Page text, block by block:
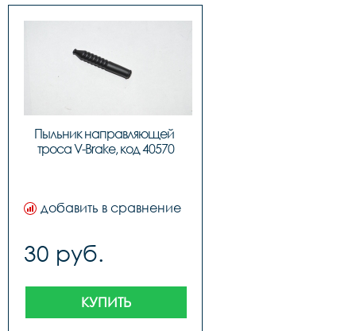
Пыльник направляющей
троса V-Brake, код 40570
добавить в сравнение
30 руб.
КУПИТЬ